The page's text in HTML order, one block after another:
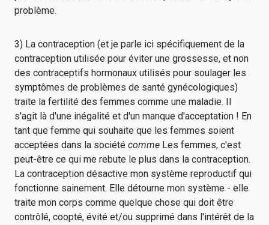
problème.
3) La contraception (et je parle ici spécifiquement de la
contraception utilisée pour éviter une grossesse, et non
des contraceptifs hormonaux utilisés pour soulager les
symptômes de problèmes de santé gynécologiques)
traite la fertilité des femmes comme une maladie. Il
s'agit là d'une inégalité et d'un manque d'acceptation ! En
tant que femme qui souhaite que les femmes soient
acceptées dans la société comme Les femmes, c'est
peut-être ce qui me rebute le plus dans la contraception.
La contraception désactive mon système reproductif qui
fonctionne sainement. Elle détourne mon système - elle
traite mon corps comme quelque chose qui doit être
contrôlé, coopté, évité et/ou supprimé dans l'intérêt de la